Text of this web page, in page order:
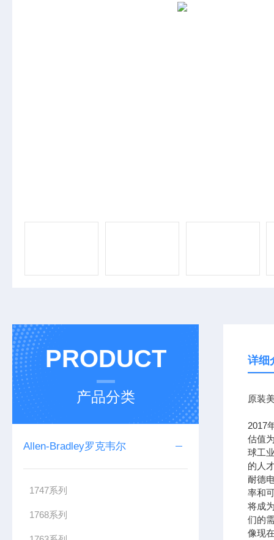
PRODUCT
产品分类
Allen-Bradley罗克韦尔
1747系列
1768系列
详细
原装
2017
估值
球工
的人
耐德
率和
将成
们的
像现